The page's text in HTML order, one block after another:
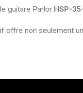
guitare Parlor HSP-
non seulement